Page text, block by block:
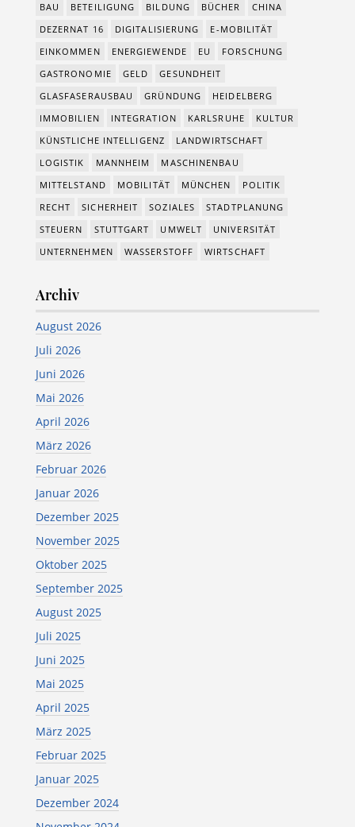
BAU
BETEILIGUNG BILDUNG BÜCHER
CHINA
DEZERNAT 16
DIGITALISIERUNG
E-MOBILITÄT
EINKOMMEN
ENERGIEWENDE EU
FORSCHUNG
GASTRONOMIE
GELD
GESUNDHEIT
GLASFASERAUSBAU
GRÜNDUNG
HEIDELBERG
IMMOBILIEN
INTEGRATION KARLSRUHE
KULTUR
KÜNSTLICHE INTELLIGENZ
LANDWIRTSCHAFT
LOGISTIK
MANNHEIM
MASCHINENBAU
MITTELSTAND
MOBILITÄT MÜNCHEN
POLITIK
RECHT
SICHERHEIT SOZIALES
STADTPLANUNG
STEUERN
STUTTGART UMWELT
UNIVERSITÄT
UNTERNEHMEN
WASSERSTOFF WIRTSCHAFT
Archiv
August 2026
Juli 2026
Juni 2026
Mai 2026
April 2026
März 2026
Februar 2026
Januar 2026
Dezember 2025
November 2025
Oktober 2025
September 2025
August 2025
Juli 2025
Juni 2025
Mai 2025
April 2025
März 2025
Februar 2025
Januar 2025
Dezember 2024